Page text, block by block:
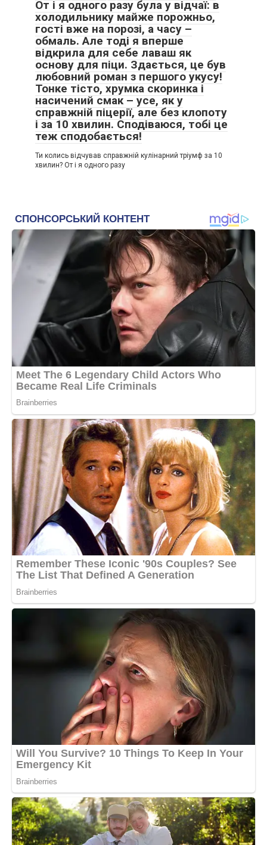
От і я одного разу була у відчаї: в
холодильнику майже порожньо,
гості вже на порозі, а часу –
обмаль. Але тоді я вперше
відкрила для себе лаваш як
основу для піци. Здається, це був
любовний роман з першого укусу!
Тонке тісто, хрумка скоринка і
насичений смак – усе, як у
справжній піцерії, але без клопоту
і за 10 хвилин. Сподіваюся, тобі це
теж сподобається!
Ти колись відчував справжній кулінарний тріумф за 10
хвилин? От і я одного разу